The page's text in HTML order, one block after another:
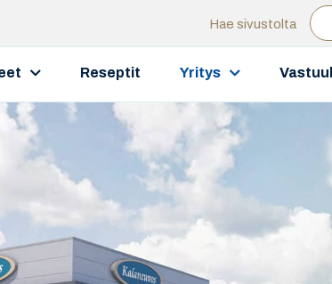
Hae sivustolta
Reseptit Yritys